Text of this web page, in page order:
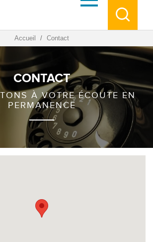
Accueil / Contact
CONTACT
À VOTRE ÉCOUTE EN
PERMANENCE